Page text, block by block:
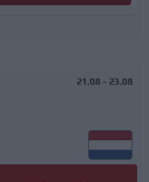
21.08 - 23.08